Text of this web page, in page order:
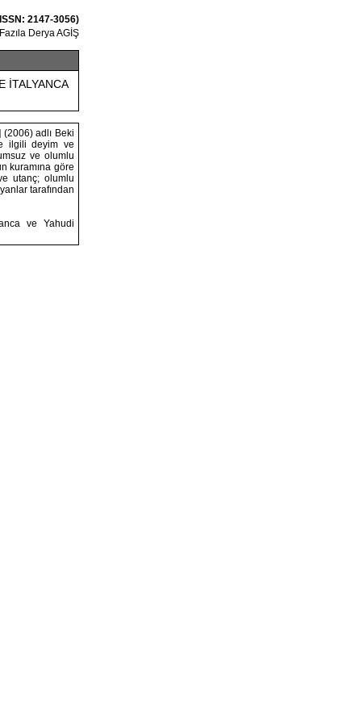
2147-3056)
Fazıla Derya AGİŞ
İTALYANCA
adlı Beki
ilgili deyim ve
ve olumlu
kuramına göre
utanç; olumlu
tarafından
ve Yahudi